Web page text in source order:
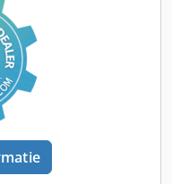
keg, aanslag, 6